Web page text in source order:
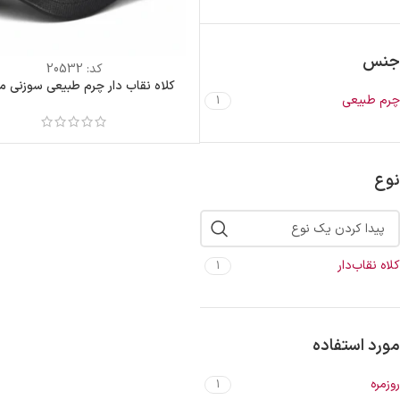
جنس
چرم طبیعی 1
نوع
کلاه نقاب‌دار 1
مورد استفاده
روزمره 1
کد: 20532
کلاه نقاب دار چرم طبیعی